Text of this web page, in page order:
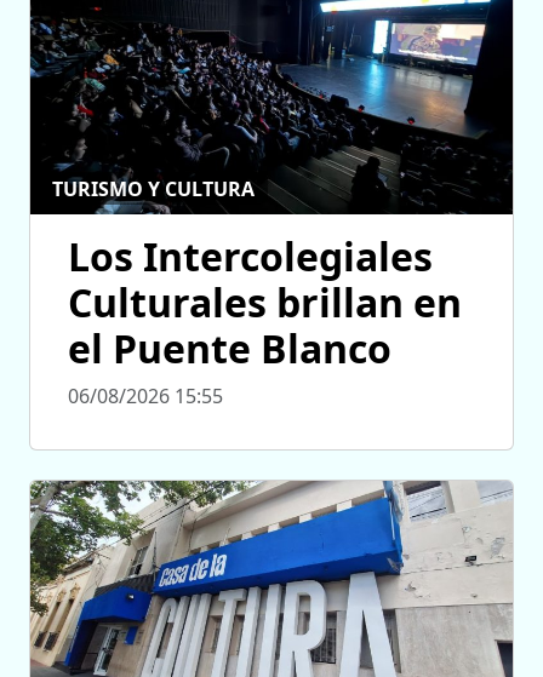
TURISMO Y CULTURA
Los Intercolegiales
Culturales brillan en
el Puente Blanco
06/08/2026 15:55